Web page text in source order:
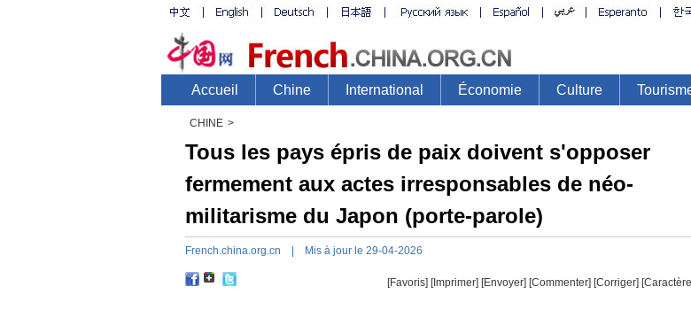
CHINE >
Tous les pays épris de paix doivent s'opposer
fermement aux actes irresponsables de néo-
militarisme du Japon (porte-parole)
French.china.org.cn | Mis à jour le 29-04-2026
[Favoris] [Imprimer] [Envoyer] [Commenter] [Corriger]